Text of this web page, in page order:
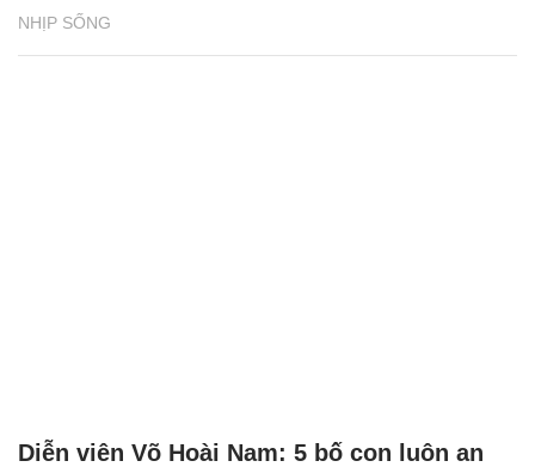
NHỊP SỐNG
Diễn viên Võ Hoài Nam: 5 bố con luôn an